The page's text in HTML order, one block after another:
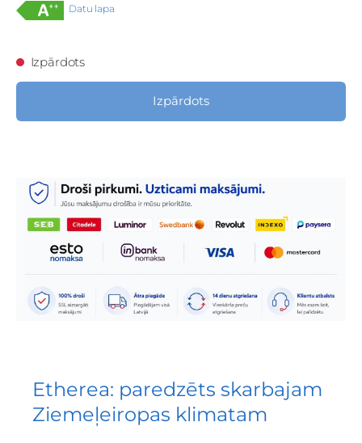
Datu lapa
Izpārdots
Izpārdots
Etherea: paredzēts skarbajam
Ziemeļeiropas klimatam